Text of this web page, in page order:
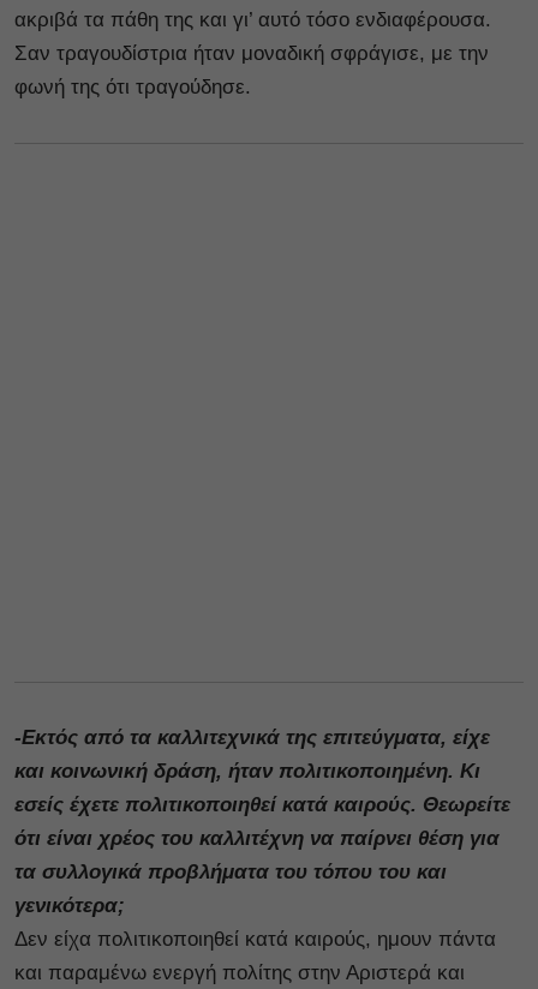
ακριβά τα πάθη της και γι’ αυτό τόσο ενδιαφέρουσα.
Σαν τραγουδίστρια ήταν μοναδική σφράγισε, με την
φωνή της ότι τραγούδησε.
-Εκτός από τα καλλιτεχνικά της επιτεύγματα, είχε
και κοινωνική δράση, ήταν πολιτικοποιημένη. Κι
εσείς έχετε πολιτικοποιηθεί κατά καιρούς. Θεωρείτε
ότι είναι χρέος του καλλιτέχνη να παίρνει θέση για
τα συλλογικά προβλήματα του τόπου του και
γενικότερα;
Δεν είχα πολιτικοποιηθεί κατά καιρούς, ημουν πάντα
και παραμένω ενεργή πολίτης στην Αριστερά και